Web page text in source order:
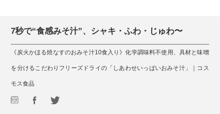
7秒で“食感みそ汁”、シャキ・ふわ・じゅわ〜
《炭火かほる焼なすのおみそ汁10食入り》化学調味料不使用、具材と味噌
を分けるこだわりフリーズドライの「しあわせいっぱいおみそ汁」｜コス
モス食品